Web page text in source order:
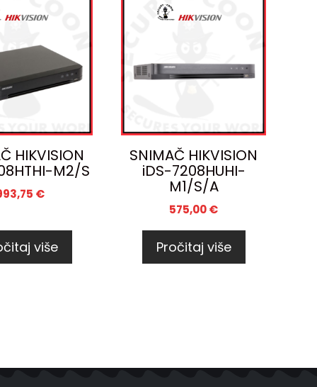
HIKVISION
M2/S
€
više
SNIMAČ HIKVISION
iDS-7208HUHI-
M1/S/A
575,00€
Pročitaj više